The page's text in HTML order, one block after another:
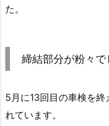
た。
締結部分が粉々で
5月に13回目の車検を
れています。